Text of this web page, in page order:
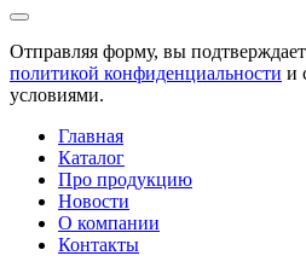
Отправляя форму, вы
политикой конфиденциальности и
условиями.
Главная
Каталог
Про продукцию
Новости
О компании
Контакты